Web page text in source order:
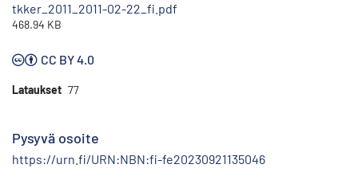
tkker_2011_2011-02-22_fi.pdf
468.94 KB
CC BY 4.0
Lataukset 77
Pysyvä osoite
https://urn.fi/URN:NBN:fi-fe20230921135046